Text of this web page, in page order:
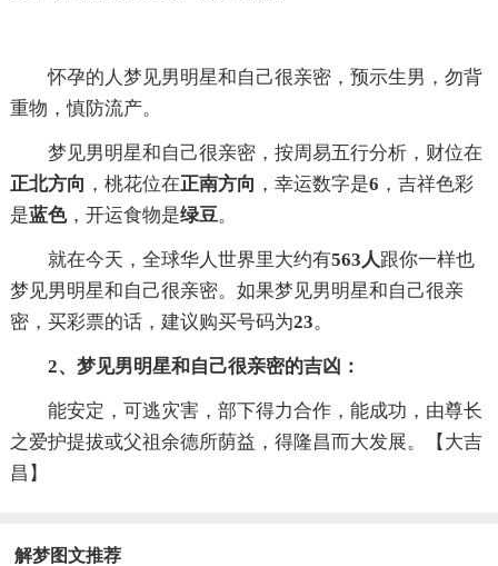
怀孕的人梦见男明星和自己很亲密，预示生男，勿背
重物，慎防流产。
梦见男明星和自己很亲密，按周易五行分析，财位在
正北方向 ，桃花位在正南方向 ，幸运数字是6 ，吉祥色彩
是蓝色，开运食物是绿豆。
就在今天，全球华人世界里大约有563人跟你一样也
梦见男明星和自己很亲密。如果梦见男明星和自己很亲
密，买彩票的话，建议购买号码为23。
2、梦见男明星和自己很亲密的吉凶：
能安定，可逃灾害，部下得力合作，能成功，由尊长
之爱护提拔或父祖余德所荫益，得隆昌而大发展。【大吉
昌】
解梦图文推荐